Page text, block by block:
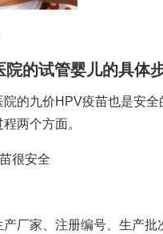
院的试管婴儿的具体
的九价HPV疫苗也是安
两个方面。
很安全
厂家、注册编号、生产批